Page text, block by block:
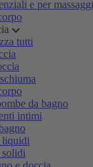
e per
tutti
da bagno
intimi
liquidi
solidi